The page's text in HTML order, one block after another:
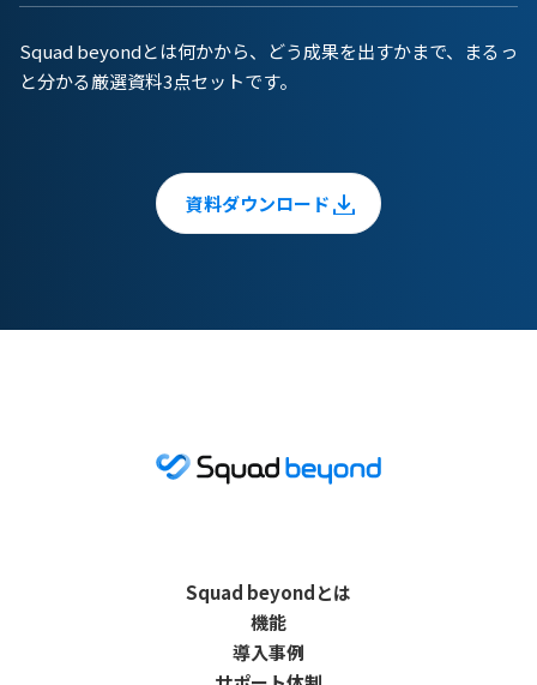
Squad beyondとは何かから、どう成果を出すかまで、まるっ
と分かる厳選資料3点セットです。
資料ダウンロード
Squad beyondとは
機能
導入事例